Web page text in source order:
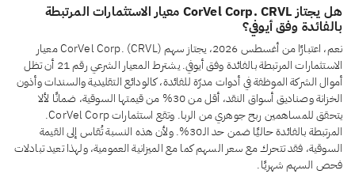
هل يجتاز CorVel Corp. CRVL معيار الاستثمارات المرتبطة
بالفائدة وفق أيوفي؟
نعم، اعتبارًا من أغسطس 2026، يجتاز سهم CorVel Corp. (CRVL) معيار
الاستثمارات المرتبطة بالفائدة وفق أيوفي. يشترط المعيار الشرعي رقم 21 أن تظل
أموال الشركة الموظفة في أدوات مدرّة للفائدة، كالودائع التقليدية والسندات وأذون
الخزانة وصناديق أسواق النقد، أقل من 30% من قيمتها السوقية، ضمانًا لألا
يتحقق للمساهمين ربح جوهري من الربا. وتقع استثمارات CorVel Corp.
المرتبطة بالفائدة حاليًا ضمن حد الـ30%. ولأن هذه النسبة تُقاس إلى القيمة
السوقية، فقد تتحرك مع سعر السهم كما مع الميزانية العمومية، ولهذا تعيد تبادلات
فحص السهم شهريًا.